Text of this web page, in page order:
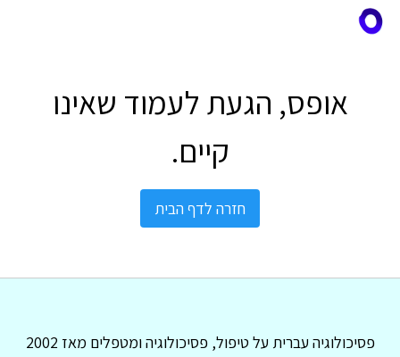
אופס, הגעת לעמוד שאינו
קיים.
חזרה לדף הבית
פסיכולוגיה עברית על טיפול, פסיכולוגיה ומטפלים מאז 2002